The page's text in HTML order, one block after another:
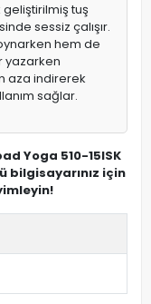
tuş
sessiz çalışır.
hem de
yazarken
aza indirerek
sağlar.
Yoga 510-15ISK
bilgisayarınız için